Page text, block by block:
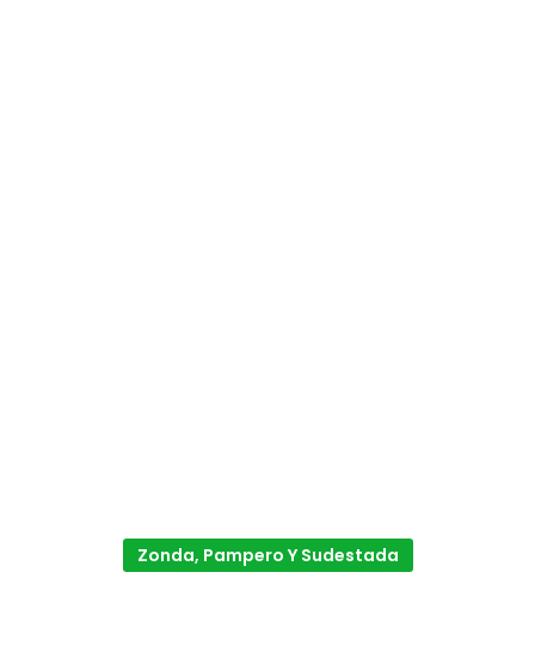
Zonda, Pampero Y Sudestada